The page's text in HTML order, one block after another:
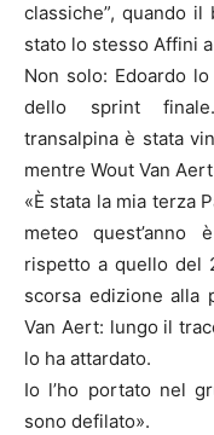
classiche”, quando
stato lo stesso Affini
Non solo: Edoardo
dello sprint
transalpina è stata
mentre Wout Van
«È stata la mia terza
meteo quest’anno
rispetto a quello del
scorsa edizione alla
Van Aert: lungo il
lo ha attardato.
Io l’ho portato nel
sono defilato».